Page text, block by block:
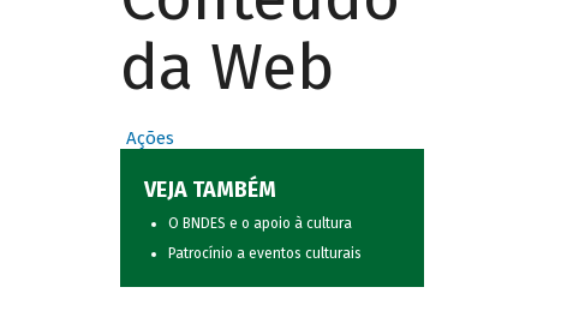
da Web
Ações
VEJA TAMBÉM
O BNDES e o apoio à cultura
Patrocínio a eventos culturais